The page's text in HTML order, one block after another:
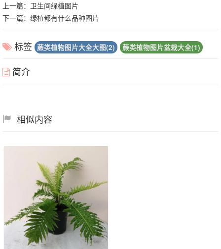
上一篇： 卫生间绿植图片
下一篇： 绿植都有什么品种图片
标签 蕨类植物图片大全大图(2) 蕨类植物图片盆栽大全(1)
简介
相似内容